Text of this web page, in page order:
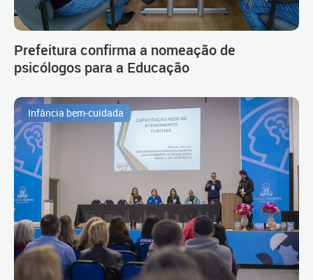
Prefeitura confirma a nomeação de
psicólogos para a Educação
Infância bem-cuidada